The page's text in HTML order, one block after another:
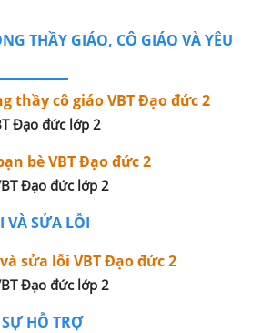
THẦY GIÁO, CÔ GIÁO VÀ YÊU
thầy cô giáo VBT Đạo đức 2
Đạo đức lớp 2
bè VBT Đạo đức 2
Đạo đức lớp 2
VÀ SỬA LỖI
sửa lỗi VBT Đạo đức 2
Đạo đức lớp 2
HỖ TRỢ